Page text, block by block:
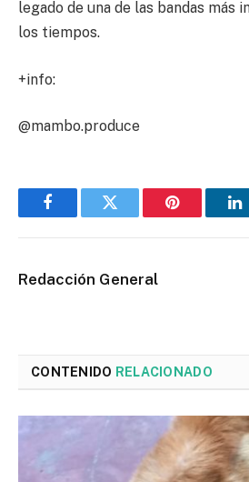
legado de una de las bandas más
los tiempos.
+info:
@mambo.produce
FacebookTwitter Pinterest
Redacción General
CONTENIDO RELACIONADO